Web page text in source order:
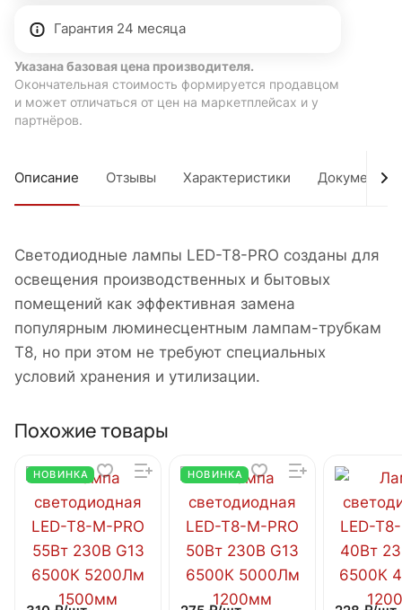
Гарантия 24 месяца
Указана базовая цена производителя.
Окончательная стоимость формируется продавцом
и может отличаться от цен на маркетплейсах и у
партнёров.
Описание Отзывы Характеристики Документы
Светодиодные лампы LED-T8-PRO созданы для
освещения производственных и бытовых
помещений как эффективная замена
популярным люминесцентным лампам-трубкам
Т8, но при этом не требуют специальных
условий хранения и утилизации.
Похожие товары
НОВИНКА НОВИНКА